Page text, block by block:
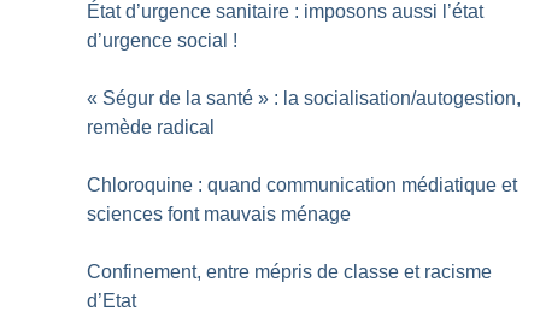
État d’urgence sanitaire : imposons aussi l’état
d’urgence social !
« Ségur de la santé » : la socialisation/autogestion,
remède radical
Chloroquine : quand communication médiatique et
sciences font mauvais ménage
Confinement, entre mépris de classe et racisme
d’Etat